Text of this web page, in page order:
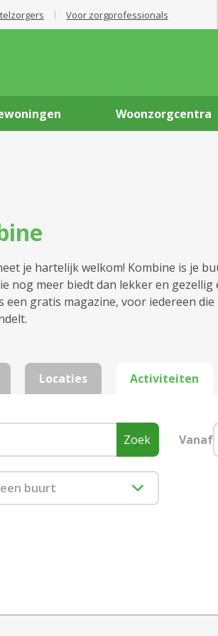
Voor zorgprofessionals
Woonzorgcentra
je hartelijk welkom! Kombine is je
nog meer biedt dan lekker en gezellig
een gratis magazine, voor iedereen die
Locaties Activiteiten
Zoek Vanaf
buurt
2020 Antwerpen